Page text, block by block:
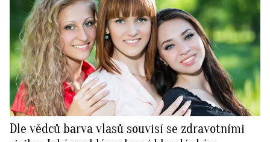
Dle vědců barva vlasů souvisí se zdravotními